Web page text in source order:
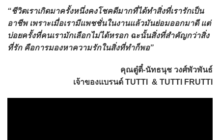
“ชีวิตเราเกิดมาครั้งหนึ่งคงโชคดีมากที่ได้ทำสิ่งที่เรารักเป็น
อาชีพ เพราะเมื่อเรามีแพชชั่นในงานแล้วมันย่อมออกมาดี แต่
บ่อยครั้งที่คนเรามักเลือกไม่ได้หรอก ฉะนั้นสิ่งที่สำคัญกว่าสิ่ง
ที่รัก คือการมองหาความรักในสิ่งที่ทำก็พอ”
คุณตู๋ตี๋-นัทธนุช วงศ์พัวพันธ์
เจ้าของแบรนด์ TUTTI & TUTTI FRUTTI